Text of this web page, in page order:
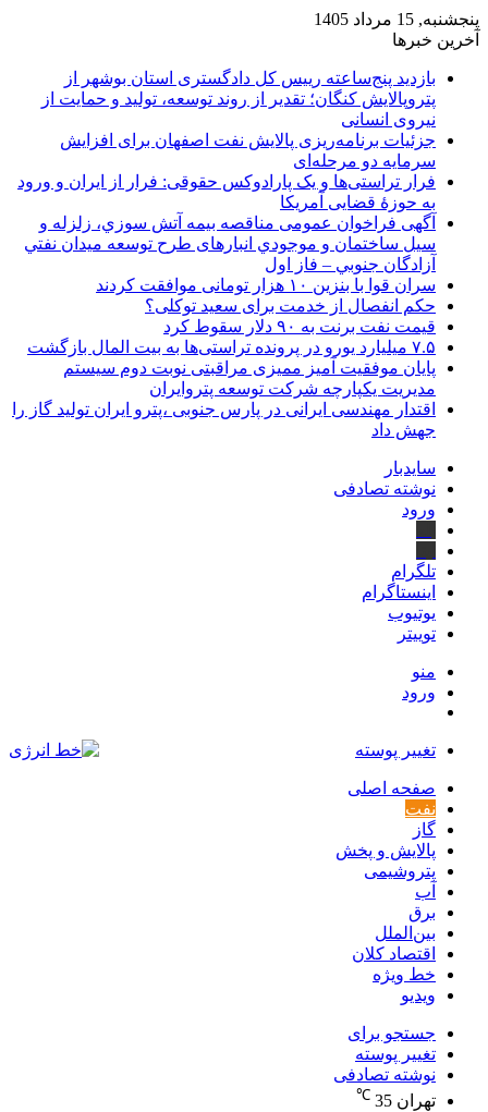
پنجشنبه, 15 مرداد 1405
آخرین خبرها
بازدید پنج‌ساعته رییس کل دادگستری استان بوشهر از
پتروپالایش کنگان؛ تقدیر از روند توسعه، تولید و حمایت از
نیروی انسانی
جزئیات برنامه‌ریزی پالایش نفت اصفهان برای افزایش
سرمایه دو مرحله‌ای
فرار تراستی‌ها و یک پارادوکس حقوقی: فرار از ایران و ورود
به حوزۀ قضایی آمریکا
آگهی فراخوان عمومی مناقصه بيمه آتش سوزي، زلزله و
سیل ساختمان و موجودي انبارهای طرح توسعه ميدان نفتي
آزادگان جنوبي – فاز اول
سران قوا با بنزین ۱۰ هزار تومانی موافقت کردند
حکم انفصال از خدمت برای سعید توکلی؟
قیمت نفت برنت به ۹۰ دلار سقوط کرد
۷.۵ میلیارد یورو در پرونده تراستی‌ها به بیت المال بازگشت
پایان موفقیت آمیز ممیزی مراقبتی نوبت دوم سیستم
مدیریت یکپارچه شرکت توسعه پتروایران
اقتدار مهندسی ایرانی در پارس جنوبی ،پترو ایران تولید گاز را
جهش داد
سایدبار
نوشته تصادفی
ورود
تلگرام
اینستاگرام
یوتیوب
توییتر
منو
ورود
تغییر پوسته
صفحه اصلی
نفت
گاز
پالایش و پخش
پتروشیمی
آب
برق
بین‌الملل
اقتصاد کلان
خط ویژه
ویدیو
جستجو برای
تغییر پوسته
نوشته تصادفی
تهران 35
℃